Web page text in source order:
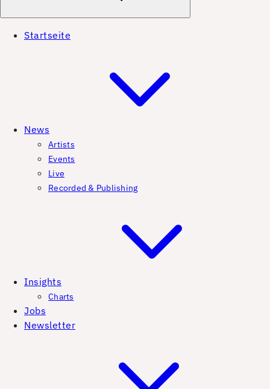
Startseite
News
Artists
Events
Live
Recorded & Publishing
Insights
Charts
Jobs
Newsletter